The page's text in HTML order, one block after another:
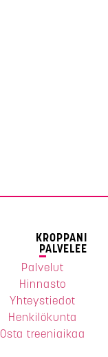
KROPPANI
PALVELEE
Palvelut
Hinnasto
Yhteystiedot
Henkilökunta
Osta treeniaikaa